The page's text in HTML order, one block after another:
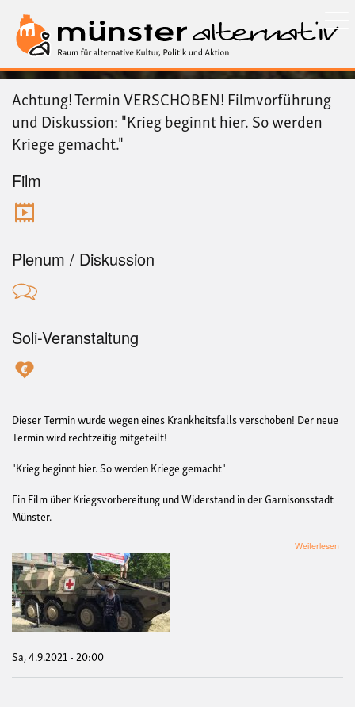
zum
Inhalt
Achtung! Termin VERSCHOBEN! Filmvorführung
und Diskussion: "Krieg beginnt hier. So werden
Kriege gemacht."
Film
Plenum / Diskussion
Soli-Veranstaltung
Dieser Termin wurde wegen eines Krankheitsfalls verschoben! Der neue
Termin wird rechtzeitig mitgeteilt!
"Krieg beginnt hier. So werden Kriege gemacht"
Ein Film über Kriegsvorbereitung und Widerstand in der Garnisonsstadt
Münster.
Weiterlesen
So
Sa, 4.9.2021 - 20:00